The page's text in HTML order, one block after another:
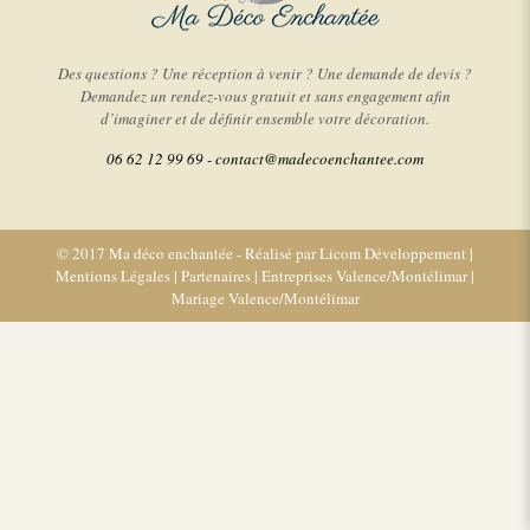
Des questions ? Une réception à venir ? Une demande de devis ?
Demandez un rendez-vous gratuit et sans engagement afin
d’imaginer et de définir ensemble votre décoration.
06 62 12 99 69 -contact@madecoenchantee.com
© 2017 Ma déco enchantée - Réalisé parLicom Développement |
Mentions Légales | Partenaires | Entreprises Valence/Montélimar|
Mariage Valence/Montélimar